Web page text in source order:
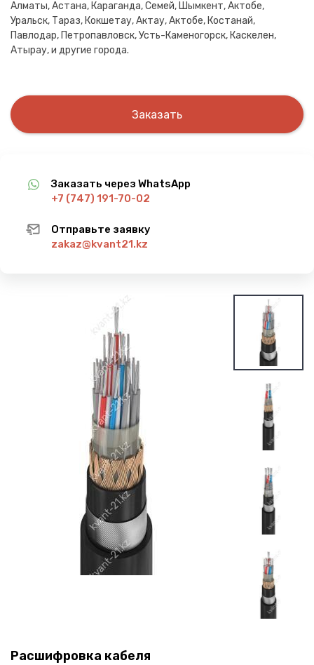
Алматы, Астана, Караганда, Семей, Шымкент, Актобе,
Уральск, Тараз, Кокшетау, Актау, Актобе, Костанай,
Павлодар, Петропавловск, Усть-Каменогорск, Каскелен,
Атырау, и другие города.
Заказать
Заказать через WhatsApp
+7 (747) 191-70-02
Отправьте заявку
zakaz@kvant21.kz
Расшифровка кабеля